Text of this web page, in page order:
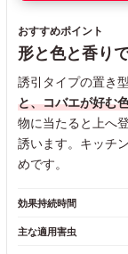
おすすめポイント
形と色と香り
誘引タイプの置き
と、コバエが好む
物に当たると上へ
誘います。キッチ
めです。
効果持続時間
主な適用害虫